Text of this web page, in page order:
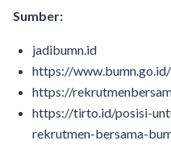
Sumber:
jadibumn.id
https://www.bumn.go.id/
https://
https://tirto.id/posisi-
rekrutmen-bersama-